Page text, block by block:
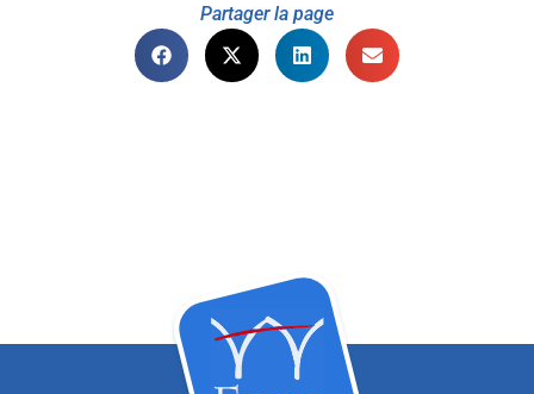
Partager la page